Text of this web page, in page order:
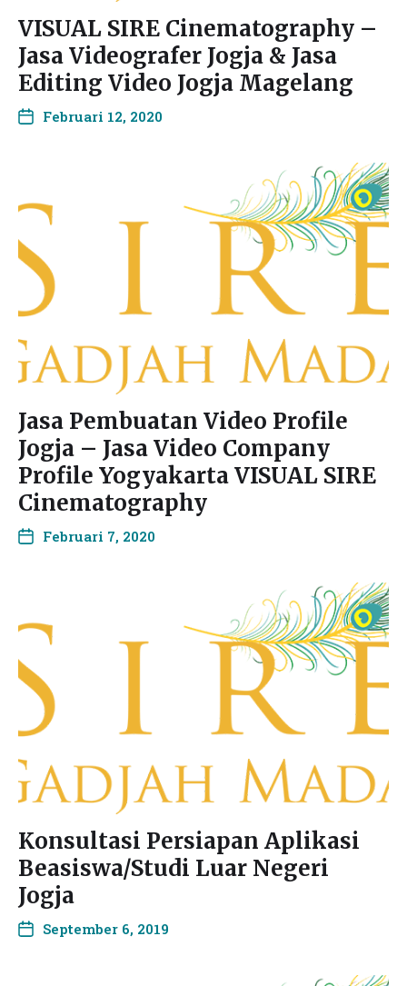
VISUAL SIRE Cinematography –
Jasa Videografer Jogja & Jasa
Editing Video Jogja Magelang
Februari 12, 2020
Jasa Pembuatan Video Profile
Jogja – Jasa Video Company
Profile Yogyakarta VISUAL SIRE
Cinematography
Februari 7, 2020
Konsultasi Persiapan Aplikasi
Beasiswa/Studi Luar Negeri
Jogja
September 6, 2019